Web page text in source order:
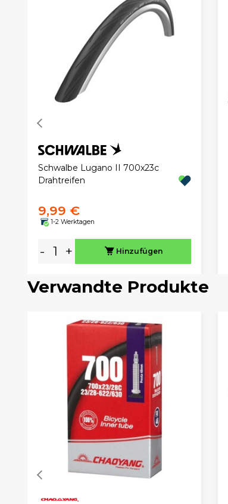
Schwalbe Lugano II 700x23c
Drahtreifen
9,99 €
1-2 Werktagen
- + Hinzufügen
Verwandte Produkte